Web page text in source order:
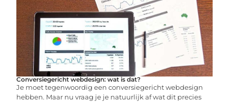
Conversiegericht webdesign: wat is dat?
Je moet tegenwoordig een conversiegericht webdesign
hebben. Maar nu vraag je je natuurlijk af wat dit precies